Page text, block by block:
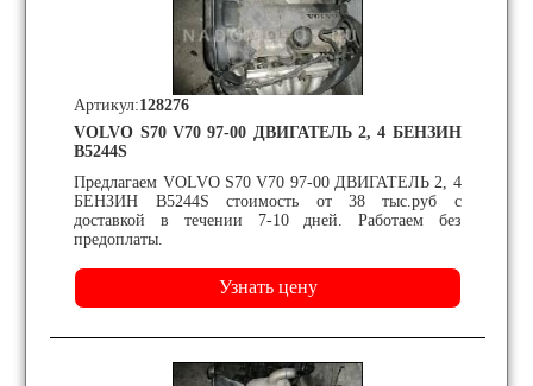
VOLVO S70 V70 97-00 ДВИГАТЕЛЬ 2, 4 БЕНЗИН
B5244S
Предлагаем VOLVO S70 V70 97-00 ДВИГАТЕЛЬ 2, 4
БЕНЗИН B5244S стоимость от 38 тыс.руб с
доставкой в течении 7-10 дней. Работаем без
предоплаты.
Артикул:128276